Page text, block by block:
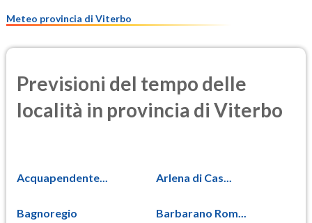
Meteo provincia di Viterbo
Previsioni del tempo delle
località in provincia di Viterbo
Acquapendente... Arlena di Cas...
Bagnoregio Barbarano Rom...